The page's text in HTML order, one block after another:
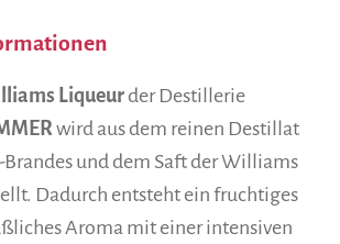
Liqueur der Destillerie
wird aus dem reinen Destillat
und dem Saft der Williams
Dadurch entsteht ein fruchtiges
Aroma mit einer intensiven